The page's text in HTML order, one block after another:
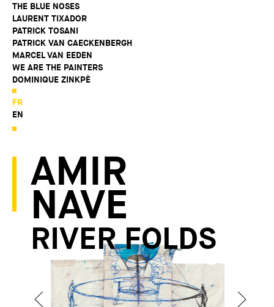
THE BLUE NOSES
LAURENT TIXADOR
PATRICK TOSANI
PATRICK VAN CAECKENBERGH
MARCEL VAN EEDEN
WE ARE THE PAINTERS
DOMINIQUE ZINKPÈ
FR
EN
AMIR
NAVE
RIVER FOLDS